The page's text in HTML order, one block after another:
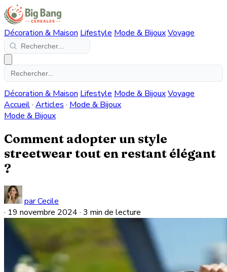
Décoration & Maison Lifestyle Mode & BijouxVoyage
Décoration & Maison Lifestyle Mode & BijouxVoyage
Accueil· Articles · Mode & Bijoux
Mode & Bijoux
Comment adopter un style
streetwear tout en restant élégant
?
par Cecile
· 19 novembre 2024 · 3 min de lecture